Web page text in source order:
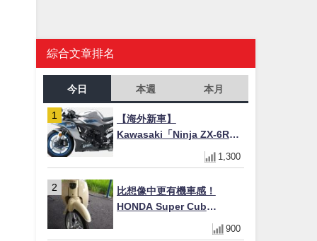
綜合文章排名
今日 本週 本月
【海外新車】
Kawasaki「Ninja ZX-6R」
2027年式北美發表！636cc
四缸×銀河銀/暮光藍新色
美元起
1,300
比想像中更有機車感！
HONDA Super Cub
110【Webike愛車精選】
900